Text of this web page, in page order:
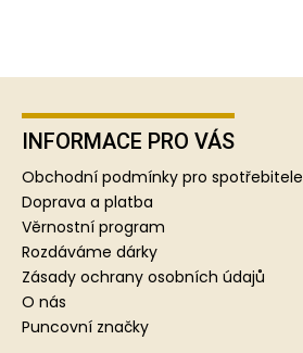
Z
INFORMACE PRO VÁS
Obchodní podmínky pro spotřebitele
Doprava a platba
Věrnostní program
Rozdáváme dárky
Zásady ochrany osobních údajů
O nás
Puncovní značky